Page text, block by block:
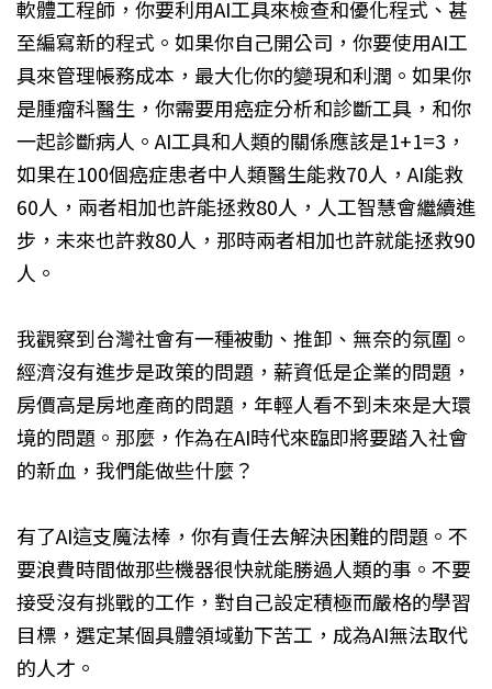
軟體工程師，你要利用AI工具來檢查和優化程式、甚
至編寫新的程式。如果你自己開公司，你要使用AI工
具來管理帳務成本，最大化你的變現和利潤。如果你
是腫瘤科醫生，你需要用癌症分析和診斷工具，和你
一起診斷病人。AI工具和人類的關係應該是1+1=3，
如果在100個癌症患者中人類醫生能救70人，AI能救
60人，兩者相加也許能拯救80人，人工智慧會繼續進
步，未來也許救80人，那時兩者相加也許就能拯救90
人。
我觀察到台灣社會有一種被動、推卸、無奈的氛圍。
經濟沒有進步是政策的問題，薪資低是企業的問題，
房價高是房地產商的問題，年輕人看不到未來是大環
境的問題。那麼，作為在AI時代來臨即將要踏入社會
的新血，我們能做些什麼？
有了AI這支魔法棒，你有責任去解決困難的問題。不
要浪費時間做那些機器很快就能勝過人類的事。不要
接受沒有挑戰的工作，對自己設定積極而嚴格的學習
目標，選定某個具體領域勤下苦工，成為AI無法取代
的人才。